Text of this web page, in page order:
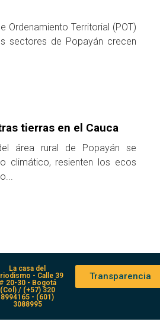
Ordenamiento Territorial (POT)
sectores de Popayán crecen
tierras en el Cauca
área rural de Popayán se
climático, resienten los ecos
La casa del
- Calle 39
# 20-30 - Bogotá
(Col) / (+57) 320
8994165 - (601)
3088995
Transparencia